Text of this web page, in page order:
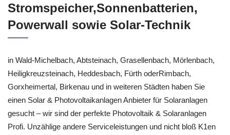
Stromspeicher,Sonnenbatterien,
Powerwall sowie Solar-Technik
in Wald-Michelbach, Abtsteinach, Grasellenbach, Mörlenbach,
Heiligkreuzsteinach, Heddesbach, Fürth oderRimbach,
Gorxheimertal, Birkenau und in weiteren Städten haben Sie
einen Solar & Photovoltaikanlagen Anbieter für Solaranlagen
gesucht – wir sind der perfekte Photovoltaik & Solaranlagen
Profi. Unzählige andere Serviceleistungen und nicht bloß K1en